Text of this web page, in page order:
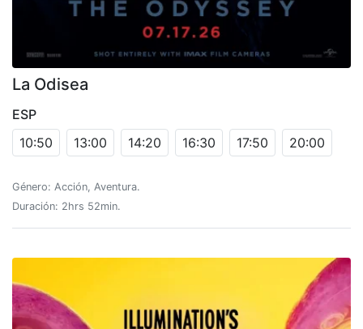
La Odisea
ESP
10:50
13:00 14:20 16:30 17:50 20:00
Género: Acción, Aventura.
Duración: 2hrs 52min.